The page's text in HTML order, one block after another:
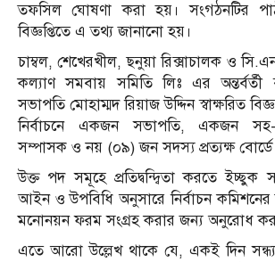
তফসিল ঘোষণা করা হয়। সংগঠনটির
বিজ্ঞপ্তিতে এ তথ্য জানানো হয়।
চাম্বল, শেখেরখীল, ছনুয়া রিক্সাচালক ও
কল্যাণ সমবায় সমিতি লিঃ এর অন্তর্বর্তী
সভাপতি মোহাম্মদ রিয়াজ উদ্দিন স্বাক্ষরিত
নির্বাচনে একজন সভাপতি, একজন
সম্পাসক ও নয় (০৯) জন সদস্য প্রত্যক্ষ বোর্ডে
উক্ত পদ সমূহে প্রতিদ্বন্দ্বিতা করতে
আইন ও উপবিধি অনুসারে নির্বাচন
মনোনয়ন ফরম সংগ্রহ করার জন্য অনুরোধ
এতে আরো উল্লেখ থাকে যে, একই দিন